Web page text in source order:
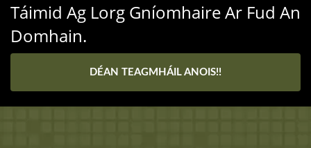
Táimid Ag Lorg Gníomhaire Ar Fud An
Domhain.
DÉAN TEAGMHÁIL ANOIS!!